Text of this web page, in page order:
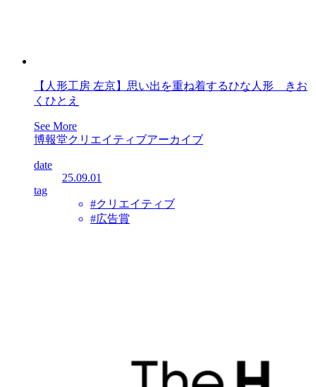
【人形工房 左京】思い出を重ね着するひな人形 きお
くひとえ
See More
博報堂クリエイティブアーカイブ
date
25.09.01
tag
#クリエイティブ
#広告賞